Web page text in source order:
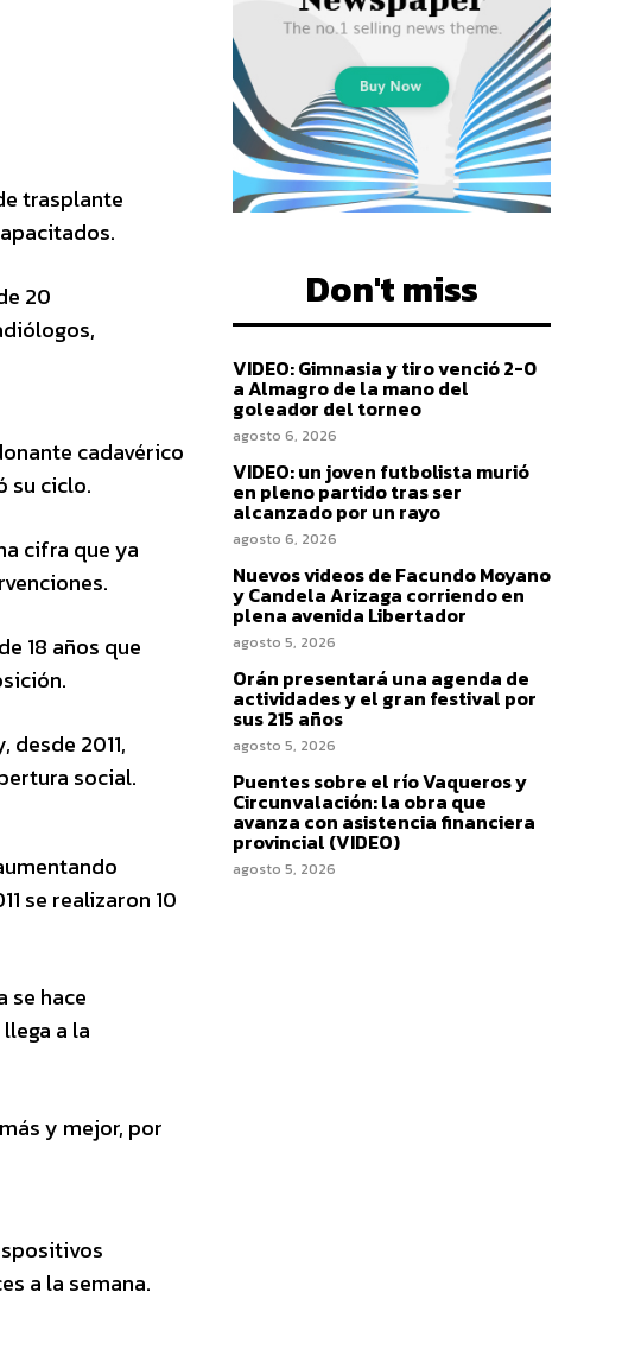
trasplante
20
cadavérico
su ciclo.
cifra que ya
18 años que
2011,
social.
se realizaron 10
se hace
a la
y mejor, por
a la semana.
Don't miss
VIDEO: Gimnasia y tiro venció 2-0
a Almagro de la mano del
goleador del torneo
agosto 6, 2026
VIDEO: un joven futbolista murió
en pleno partido tras ser
alcanzado por un rayo
agosto 6, 2026
Nuevos videos de Facundo Moyano
y Candela Arizaga corriendo en
plena avenida Libertador
agosto 5, 2026
Orán presentará una agenda de
actividades y el gran festival por
sus 215 años
agosto 5, 2026
Puentes sobre el río Vaqueros y
Circunvalación: la obra que
avanza con asistencia financiera
provincial (VIDEO)
agosto 5, 2026